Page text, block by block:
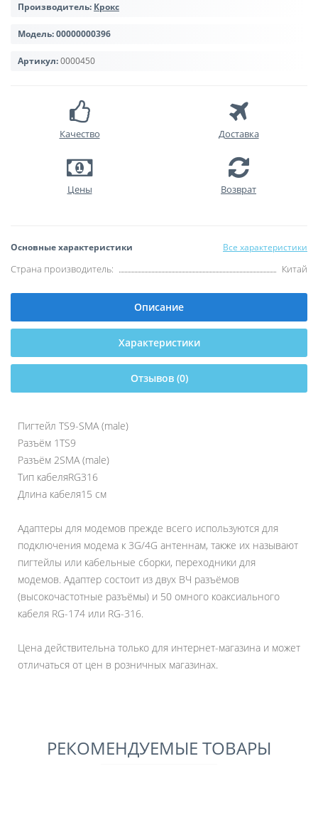
Производитель: Крокс
Модель:00000000396
Артикул:0000450
Качество Доставка
Цены Возврат
Основные характеристики Все характеристики
Страна производитель: Китай
Описание
Характеристики
Отзывов (0)
Пигтейл TS9-SMA (male)
Разъём 1TS9
Разъём 2SMA (male)
Тип кабеляRG316
Длина кабеля15 см
Адаптеры для модемов прежде всего используются для
подключения модема к 3G/4G антеннам, также их называют
пигтейлы или кабельные сборки, переходники для
модемов. Адаптер состоит из двух ВЧ разъёмов
(высокочастотные разъёмы) и 50 омного коаксиального
кабеля RG-174 или RG-316.
Цена действительна только для интернет-магазина и может
отличаться от цен в розничных магазинах.
РЕКОМЕНДУЕМЫЕ ТОВАРЫ